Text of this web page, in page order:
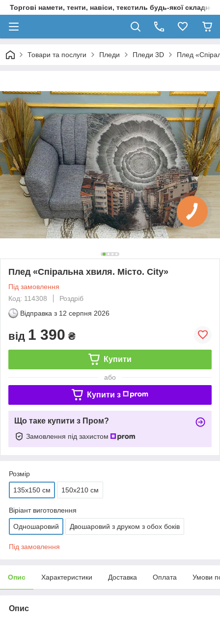
Торгові намети, тенти, навіси, текстиль будь-якої
Товари та послуги Пледи Пледи 3D Плед
Плед «Спіральна хвиля. Місто. City»
Під замовлення
Код: 114308
Роздріб
Відправка з 12 серпня 2026
від 1 390 ₴
Купити
або
Купити з
Що таке купити з Пром?
Замовлення під захистом
Розмір
135х150 см 150х210 см
Віріант виготовлення
Одношаровий Двошаровий з друком з обох боків
Під замовлення
Опис Характеристики Доставка Оплата Умови
Опис